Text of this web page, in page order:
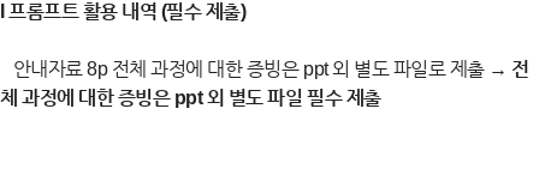
I 프롬프트 활용 내역 (필수 제출)
안내자료 8p 전체 과정에 대한 증빙은 ppt 외 별도 파일로 제출 → 전
체 과정에 대한 증빙은 ppt 외 별도 파일 필수 제출